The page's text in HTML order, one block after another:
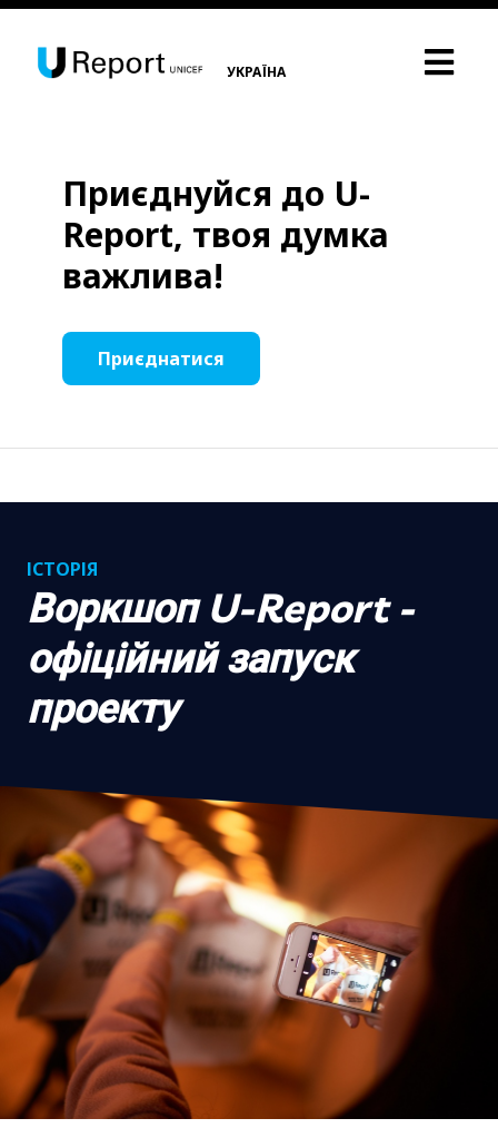
УКРАЇНА
Приєднуйся до U-
Report, твоя думка
важлива!
Приєднатися
ІСТОРІЯ
Воркшоп U-Report -
офіційний запуск
проекту